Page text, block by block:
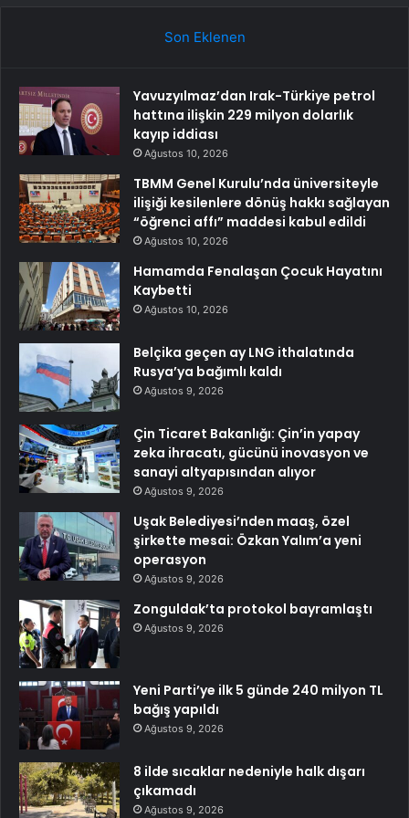
Son Eklenen
Yavuzyılmaz’dan Irak-Türkiye petrol
hattına ilişkin 229 milyon dolarlık
kayıp iddiası
Ağustos 10, 2026
TBMM Genel Kurulu’nda üniversiteyle
ilişiği kesilenlere dönüş hakkı sağlayan
“öğrenci affı” maddesi kabul edildi
Ağustos 10, 2026
Hamamda Fenalaşan Çocuk Hayatını
Kaybetti
Ağustos 10, 2026
Belçika geçen ay LNG ithalatında
Rusya’ya bağımlı kaldı
Ağustos 9, 2026
Çin Ticaret Bakanlığı: Çin’in yapay
zeka ihracatı, gücünü inovasyon ve
sanayi altyapısından alıyor
Ağustos 9, 2026
Uşak Belediyesi’nden maaş, özel
şirkette mesai: Özkan Yalım’a yeni
operasyon
Ağustos 9, 2026
Zonguldak’ta protokol bayramlaştı
Ağustos 9, 2026
Yeni Parti’ye ilk 5 günde 240 milyon TL
bağış yapıldı
Ağustos 9, 2026
8 ilde sıcaklar nedeniyle halk dışarı
çıkamadı
Ağustos 9, 2026